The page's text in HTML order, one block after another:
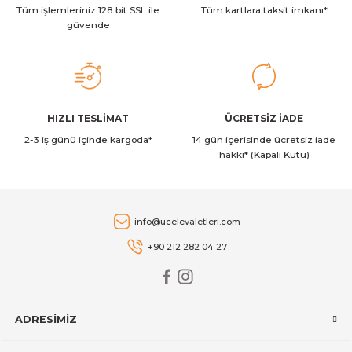
Bu ürüne benzer farklı alternatifler olmalı.
Stanley The Quencher ProTour Flip Straw Tumbler Pipetli
2.349,00 TL
Stanley The AeroLight™ Transit Mug | 0.35L | Dew Drop
Stanley The AeroLight™ Transit Mug | 0.47L | Cranberry
Tüm işlemleriniz 128 bit SSL ile
güvende
Tüm kartlara taksit imkanı*
HIZLI TESLİMAT
2-3 iş günü içinde kargoda*
ÜCRETSİZ İADE
14 gün içerisinde ücretsiz iade
hakkı* (Kapalı Kutu)
info@ucelevaletleri.com
+90 212 282 04 27
ADRESİMİZ